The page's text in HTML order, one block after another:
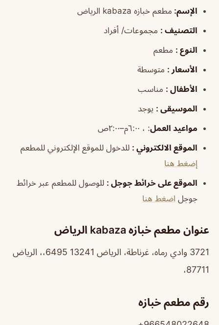
الإسم: مطعم خبازه kabaza الرياض
التصنيف : مجموعات/ أفراد
النوع : مطعم
الأسعار : متوسطة
الأطفال : مناسب
الموسيقى : يوجد
مواعيد العمل: ، ٦:٠٠م–٢:٠٠ص
الموقع الالكتروني : للدخول للموقع الإلكتروني للمطعم
إضغط هنا
الموقع على خرائط جوجل : للوصول للمطعم عبر خرائط
جوجل اضغط هنا
عنوان مطعم خبازه kabaza الرياض
3721 وادي رماه، غرناطة، الرياض 13241 6495،، الرياض
87711،
رقم مطعم خبازه